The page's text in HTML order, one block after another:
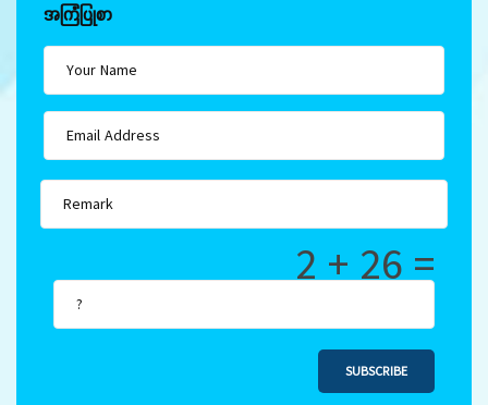
အကြံပြုစာ
2 + 26 =
SUBSCRIBE